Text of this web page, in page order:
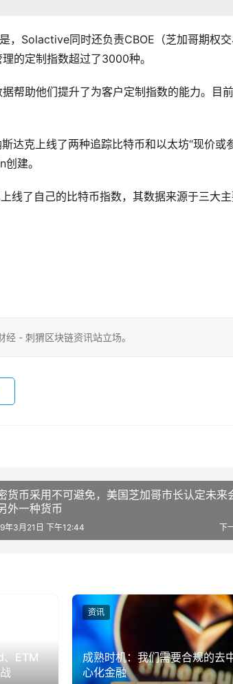
，Solactive同时还负责CBOE（芝加哥期权
的定制指数超过了3000种。
帮助他们提升了为客户定制指数的能力。目
达克上线了两种追踪比特币和以太坊“现价或
建。
线了自己的比特币指数，其数据来源于三大
- 刺猬区块链资讯站立场。
货币采用不可避免，美国芝加哥市长认定未来
外一种货币
下
年3月21日 下午12:44
ETM
成熟时机：我们需要合规的去
心化金融
资讯